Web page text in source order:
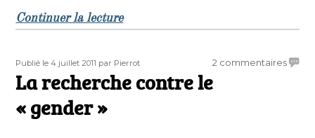
Continuer la lecturede « Hanna Rosenthal est en
Publié
le
Publié le 4 juillet 2011 Auteur
par Pierrot 2 commentairessur
La recherche contre le
« gender »